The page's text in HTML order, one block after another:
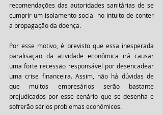
recomendações das autoridades sanitárias de se
cumprir um isolamento social no intuito de conter
a propagação da doença.
Por esse motivo, é previsto que essa inesperada
paralisação da atividade econômica irá causar
uma forte recessão responsável por desencadear
uma crise financeira. Assim, não há dúvidas de
que muitos empresários serão bastante
prejudicados por esse cenário que se desenha e
sofrerão sérios problemas econômicos.